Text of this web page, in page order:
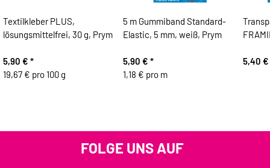
Textilkleber PLUS,
lösungsmittelfrei, 30 g, Prym
5,90 € *
19,67 € pro 100 g
5 m Gummiband Standard-
Elastic, 5 mm, weiß, Prym
5,90 € *
1,18 € pro m
5,40 €
FOLGE UNS AUF